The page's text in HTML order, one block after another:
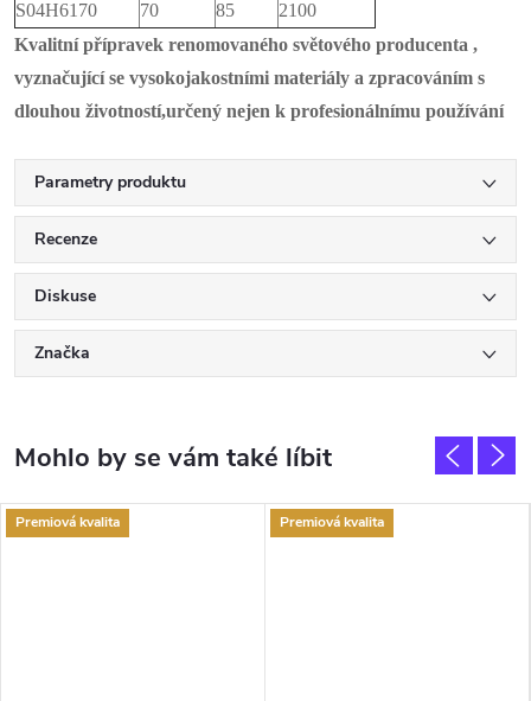
S04H6170
70 85
2100
Kvalitní přípravek renomovaného světového producenta ,
vyznačující se vysokojakostními materiály a zpracováním s
dlouhou životností,určený nejen k profesionálnímu používání
Parametry produktu
Recenze
Diskuse
Značka
Premiová kvalita Premiová kvalita